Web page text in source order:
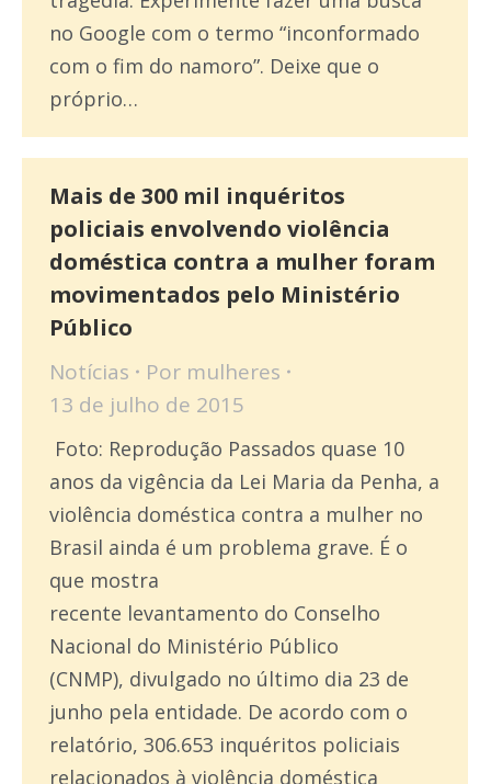
no Google com o termo “inconformado
com o fim do namoro”. Deixe que o
próprio…
Mais de 300 mil inquéritos
policiais envolvendo violência
doméstica contra a mulher foram
movimentados pelo Ministério
Público
Notícias Por mulheres
13 de julho de 2015
Foto: Reprodução Passados quase 10
anos da vigência da Lei Maria da Penha, a
violência doméstica contra a mulher no
Brasil ainda é um problema grave. É o
que mostra
recente levantamento do Conselho
Nacional do Ministério Público
(CNMP), divulgado no último dia 23 de
junho pela entidade. De acordo com o
relatório, 306.653 inquéritos policiais
relacionados à violência doméstica